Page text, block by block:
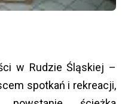
w Rudzie Śląskiej –
spotkań i rekreacji,